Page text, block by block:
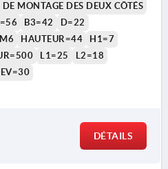
MONTAGE DES DEUX CÔTÉS
B3=42
D=22
HAUTEUR=44
H1=7
L1=25
L2=18
DÉTAILS